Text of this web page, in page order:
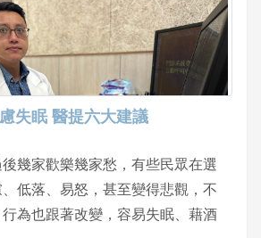
炎感染的風險，屬於中度風險，大
抗生素預防治療，但必須注意平常
牙齒蛀牙或是細菌感染，嚴重蛀牙
，甚至細菌性敗血症，細菌從血液
造成心內膜炎狀況。另外，不要
，因為可能將細菌帶到血液，細
尖瓣脫垂是結構上
大概罹患率2-3%，女性又比男性
脫垂會造成異常，還是建議民眾
失眠 醫提六大建議
後幾家歡樂幾家愁，有些民眾在選
低落、易怒，甚至變得悲觀，不
為也跟著改變，容易失眠、藉酒